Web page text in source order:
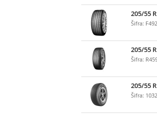
205/55
Šifra:
205/55
Šifra:
205/55
Šifra: